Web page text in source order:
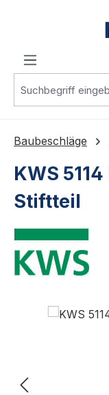
Baubeschläge
KWS
Stiftteil